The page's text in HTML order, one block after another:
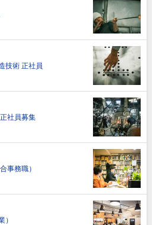
技術 正社員
社員募集
事務職）
）